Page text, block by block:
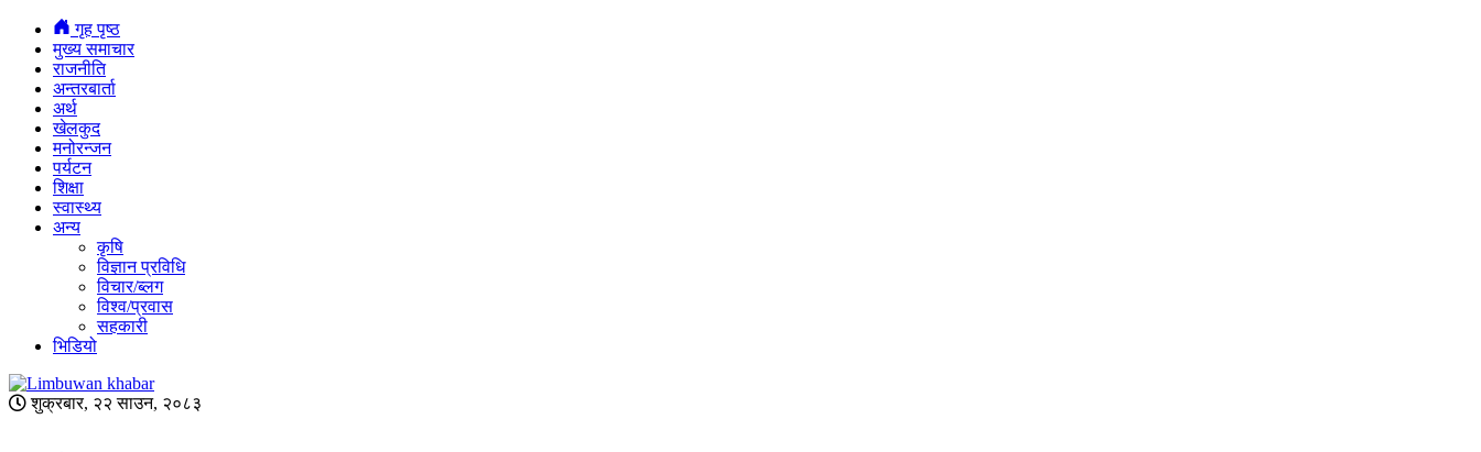
गृह पृष्ठ
मुख्य समाचार
राजनीति
अन्तरबार्ता
अर्थ
खेलकुद
मनोरन्जन
पर्यटन
शिक्षा
स्वास्थ्य
अन्य
कृषि
विज्ञान प्रविधि
विचार/ब्लग
विश्व/प्रवास
सहकारी
भिडियो
शुक्रबार, २२ साउन, २०८३